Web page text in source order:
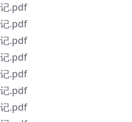
.pdf
.pdf
.pdf
.pdf
.pdf
.pdf
.pdf